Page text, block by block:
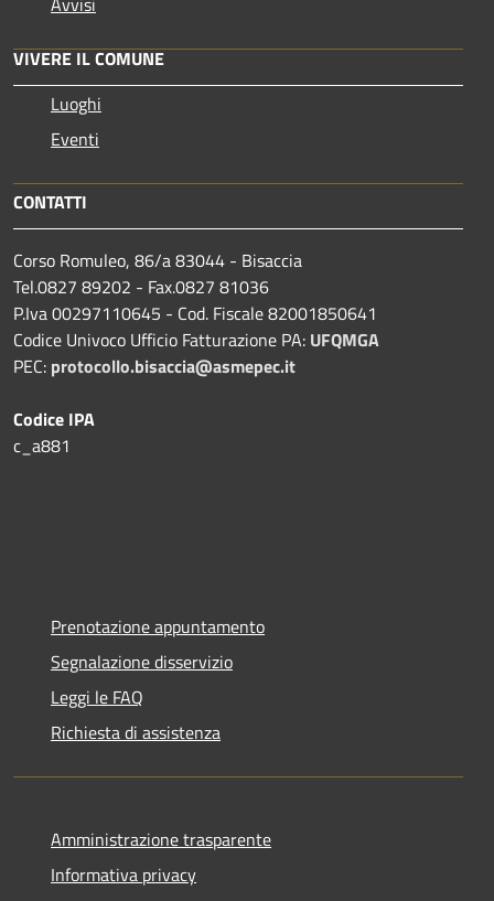
VIVERE IL COMUNE
Luoghi
Eventi
CONTATTI
Corso Romuleo, 86/a 83044 - Bisaccia
Tel.0827 89202 - Fax.0827 81036
P.Iva 00297110645 - Cod. Fiscale 82001850641
Codice Univoco Ufficio Fatturazione PA: UFQMGA
PEC: protocollo.bisaccia@asmepec.it
Codice IPA
c_a881
Prenotazione appuntamento
Segnalazione disservizio
Leggi le FAQ
Richiesta di assistenza
Amministrazione trasparente
Informativa privacy